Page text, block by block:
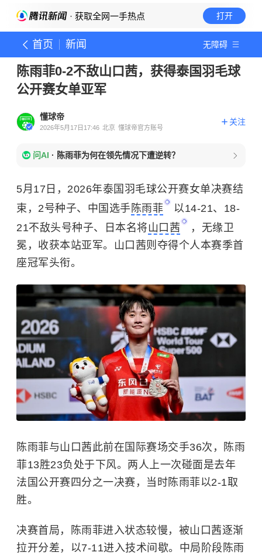
· 获取全网一手热点 打开
首页 新闻 无障碍
陈雨菲0-2不敌山口茜，获得泰国羽毛球
公开赛女单亚军
懂球帝
2026年5月17日17:46 北京 懂球帝官方账号
关注
问AI · 陈雨菲为何在领先情况下遭逆转？
5月17日，2026年泰国羽毛球公开赛女单决赛结
束，2号种子、中国选手 陈雨菲
以14-21、18-
21不敌头号种子、日本名将 山口茜
，无缘卫
冕，收获本站亚军。山口茜则夺得个人本赛季首
座冠军头衔。
陈雨菲与山口茜此前在国际赛场交手36次，陈雨
菲13胜23负处于下风。两人上一次碰面是去年
法国公开赛四分之一决赛，当时陈雨菲以2-1取
胜。
决赛首局，陈雨菲进入状态较慢，被山口茜逐渐
拉开分差，以7-11进入技术间歇。中局阶段陈雨